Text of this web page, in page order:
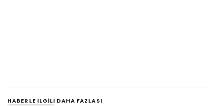
HABERLE ILGILI DAHA FAZLASI